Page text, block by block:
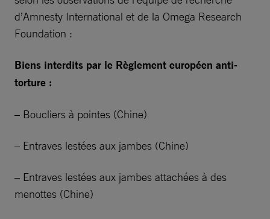
d’Amnesty International et de la Omega Research
Foundation :
Biens interdits par le Règlement européen anti-
torture :
– Boucliers à pointes (Chine)
– Entraves lestées aux jambes (Chine)
– Entraves lestées aux jambes attachées à des
menottes (Chine)